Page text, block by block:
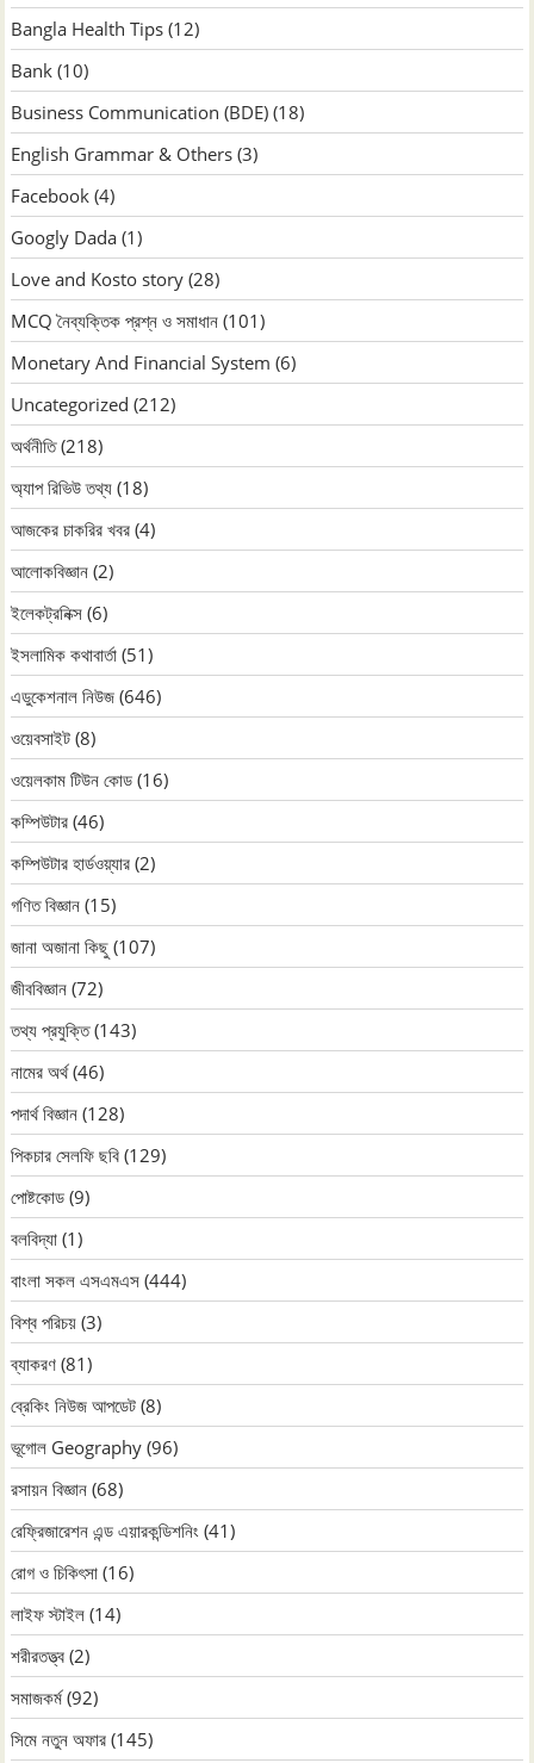
Bangla Health Tips (12)
Bank (10)
Business Communication (BDE) (18)
English Grammar & Others (3)
Facebook (4)
Googly Dada (1)
Love and Kosto story (28)
MCQ নৈব্যক্তিক প্রশ্ন ও সমাধান (101)
Monetary And Financial System (6)
Uncategorized (212)
অর্থনীতি(218)
অ্যাপ রিভিউ তথ্য (18)
আজকের চাকরির খবর (4)
আলোকবিজ্ঞান (2)
ইলেকট্রনিক্স (6)
ইসলামিক কথাবার্তা (51)
এডুকেশনাল নিউজ (646)
ওয়েবসাইট (8)
ওয়েলকাম টিউন কোড (16)
কম্পিউটার (46)
কম্পিউটার হার্ডওয়্যার (2)
গণিত বিজ্ঞান (15)
জানা অজানা কিছু (107)
জীববিজ্ঞান (72)
তথ্য প্রযুক্তি(143)
নামের অর্থ(46)
পদার্থ বিজ্ঞান (128)
পিকচার সেলফি ছবি (129)
পোষ্টকোড (9)
বলবিদ্যা (1)
বাংলা সকল এসএমএস (444)
বিশ্ব পরিচয় (3)
ব্যাকরণ (81)
ব্রেকিং নিউজ আপডেট (8)
ভূগোল Geography (96)
রসায়ন বিজ্ঞান (68)
রেফ্রিজারেশন এন্ড এয়ারকন্ডিশনিং (41)
রোগ ও চিকিৎসা (16)
লাইফ স্টাইল (14)
শরীরতত্ত্ব (2)
সমাজকর্ম(92)
সিমে নতুন ‍অফার (145)